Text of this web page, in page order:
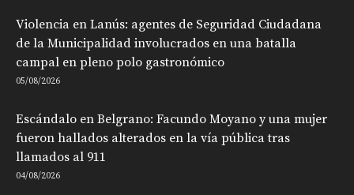
Violencia en Lanús: agentes de Seguridad Ciudadana
de la Municipalidad involucrados en una batalla
campal en pleno polo gastronómico
05/08/2026
Escándalo en Belgrano: Facundo Moyano y una mujer
fueron hallados alterados en la vía pública tras
llamados al 911
04/08/2026